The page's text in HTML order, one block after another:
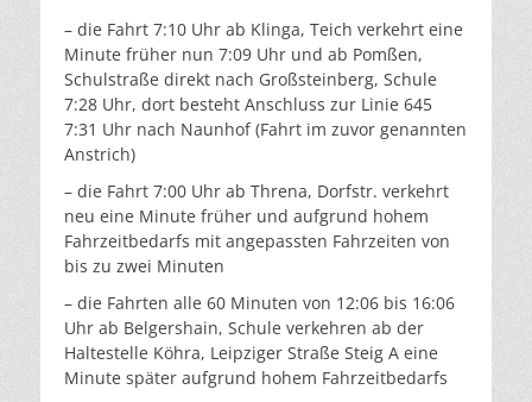
– die Fahrt 7:10 Uhr ab Klinga, Teich verkehrt eine
Minute früher nun 7:09 Uhr und ab Pomßen,
Schulstraße direkt nach Großsteinberg, Schule
7:28 Uhr, dort besteht Anschluss zur Linie 645
7:31 Uhr nach Naunhof (Fahrt im zuvor genannten
Anstrich)
– die Fahrt 7:00 Uhr ab Threna, Dorfstr. verkehrt
neu eine Minute früher und aufgrund hohem
Fahrzeitbedarfs mit angepassten Fahrzeiten von
bis zu zwei Minuten
– die Fahrten alle 60 Minuten von 12:06 bis 16:06
Uhr ab Belgershain, Schule verkehren ab der
Haltestelle Köhra, Leipziger Straße Steig A eine
Minute später aufgrund hohem Fahrzeitbedarfs